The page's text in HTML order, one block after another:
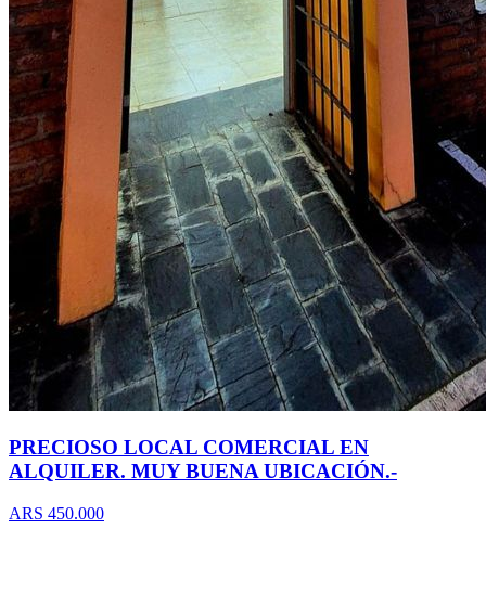
PRECIOSO LOCAL COMERCIAL EN
ALQUILER. MUY BUENA UBICACIÓN.-
ARS 450.000